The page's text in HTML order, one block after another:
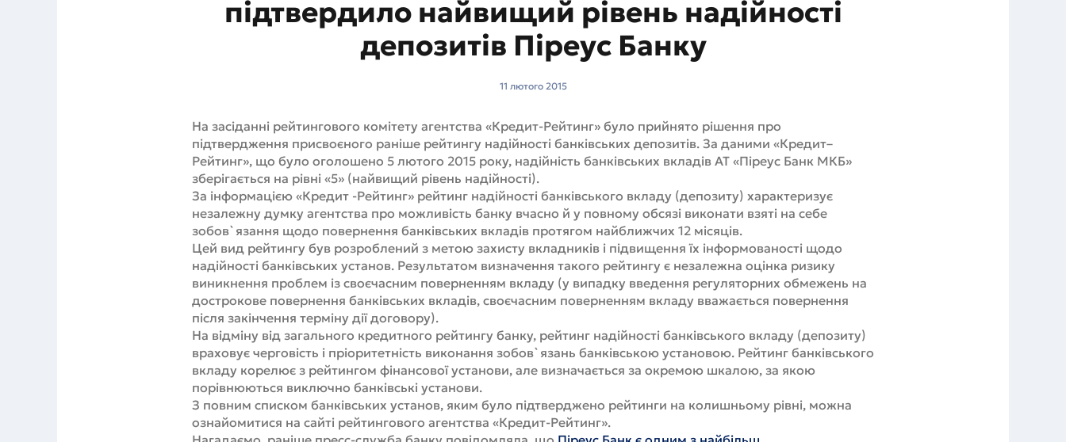
підтвердило найвищий рівень надійності
депозитів Піреус Банку
11 лютого 2015
На засіданні рейтингового комітету агентства «Кредит-Рейтинг» було прийнято рішення про
підтвердження присвоєного раніше рейтингу надійності банківських депозитів. За даними «Кредит–
Рейтинг», що було оголошено 5 лютого 2015 року, надійність банківських вкладів АТ «Піреус Банк МКБ»
зберігається на рівні «5» (найвищий рівень надійності).
За інформацією «Кредит -Рейтинг» рейтинг надійності банківського вкладу (депозиту) характеризує
незалежну думку агентства про можливість банку вчасно й у повному обсязі виконати взяті на себе
зобов`язання щодо повернення банківських вкладів протягом найближчих 12 місяців.
Цей вид рейтингу був розроблений з метою захисту вкладників і підвищення їх інформованості щодо
надійності банківських установ. Результатом визначення такого рейтингу є незалежна оцінка ризику
виникнення проблем із своєчасним поверненням вкладу (у випадку введення регуляторних обмежень на
дострокове повернення банківських вкладів, своєчасним поверненням вкладу вважається повернення
після закінчення терміну дії договору).
На відміну від загального кредитного рейтингу банку, рейтинг надійності банківського вкладу (депозиту)
враховує черговість і пріоритетність виконання зобов`язань банківською установою. Рейтинг банківського
вкладу корелює з рейтингом фінансової установи, але визначається за окремою шкалою, за якою
порівнюються виключно банківські установи.
З повним списком банківських установ, яким було підтверджено рейтинги на колишньому рівні, можна
ознайомитися на сайті рейтингового агентства «Кредит-Рейтинг».